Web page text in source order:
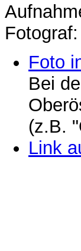
Foto
Bei
(z.B.
Link